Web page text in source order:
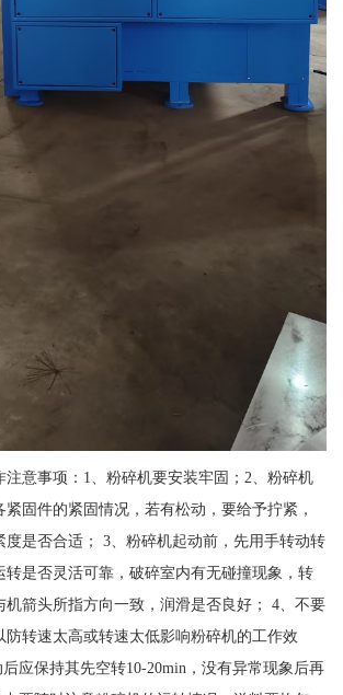
注意事项：1、粉碎机要安装牢固；2、粉碎机
固件的紧固情况，若有松动，要给予拧紧，
度是否合适； 3、粉碎机起动前，先用手转动转
转是否灵活可靠，破碎室内有无碰撞现象，转
机箭头所指方向一致，润滑是否良好； 4、不要
防转速太高或转速太低影响粉碎机的工作效
应保持其先空转10-20min，没有异常现象后再